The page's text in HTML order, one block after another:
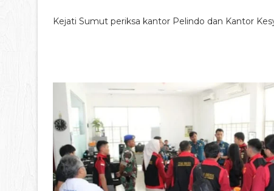
Kejati Sumut periksa kantor Pelindo dan Kantor